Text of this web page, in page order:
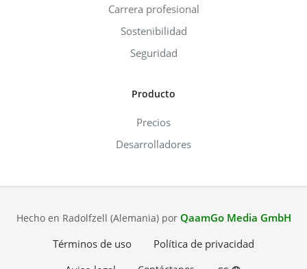
Carrera profesional
Sostenibilidad
Seguridad
Producto
Precios
Desarrolladores
Hecho en Radolfzell (Alemania) por QaamGo Media GmbH
Términos de uso
Política de privacidad